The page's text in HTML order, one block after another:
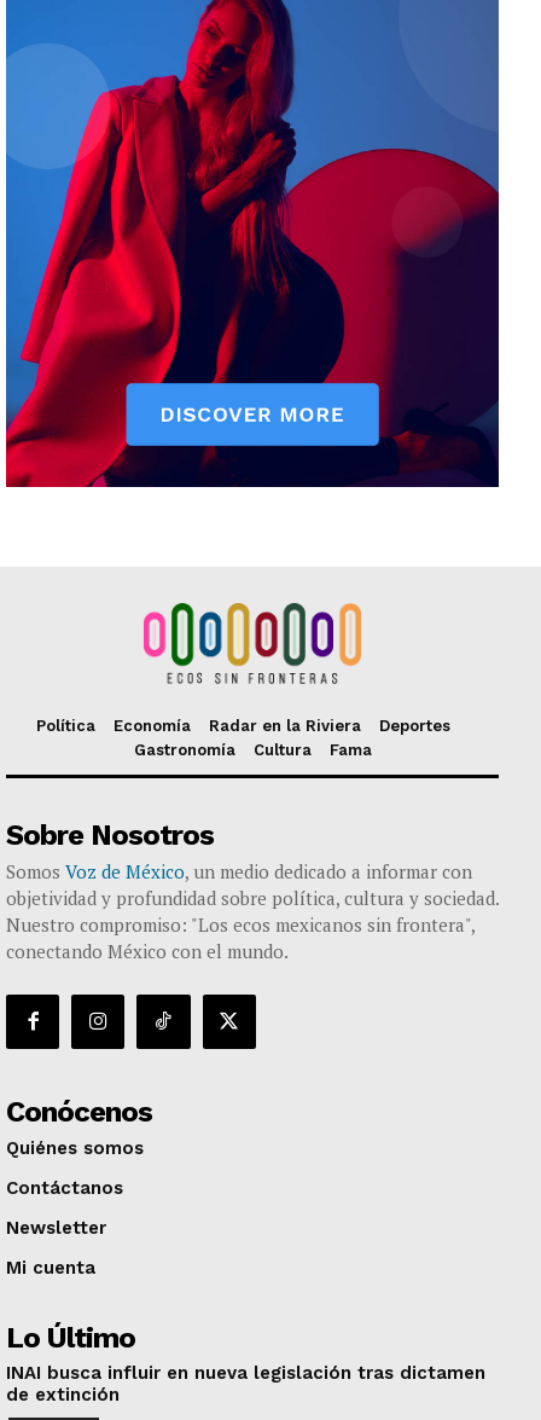
Política Economía Radar en la Riviera
Deportes
Gastronomía
Cultura Fama
Sobre Nosotros
Somos Voz de México, un medio dedicado a informar con
objetividad y profundidad sobre política, cultura y sociedad.
Nuestro compromiso: "Los ecos mexicanos sin frontera",
conectando México con el mundo.
Conócenos
Quiénes somos
Contáctanos
Newsletter
Mi cuenta
Lo Último
INAI busca influir en nueva legislación tras dictamen
de extinción